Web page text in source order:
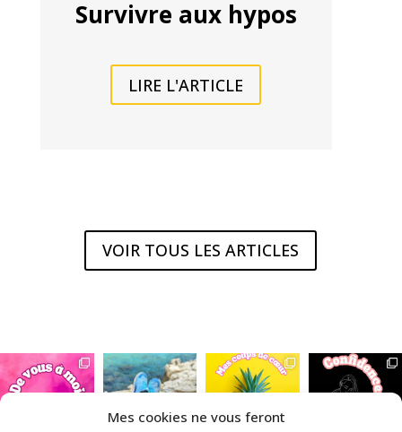
Mes cookies ne vous feront
Survivre aux hypos
LIRE L'ARTICLE
VOIR TOUS LES ARTICLES